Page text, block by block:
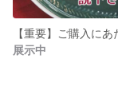
展示中